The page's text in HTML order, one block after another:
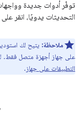
توفّر أدوات جديدة
التحديثات يدويًا، انقر على
ملاحظة:
على جهاز أجهزة متصل فقط.
التطبيقات على جهاز.